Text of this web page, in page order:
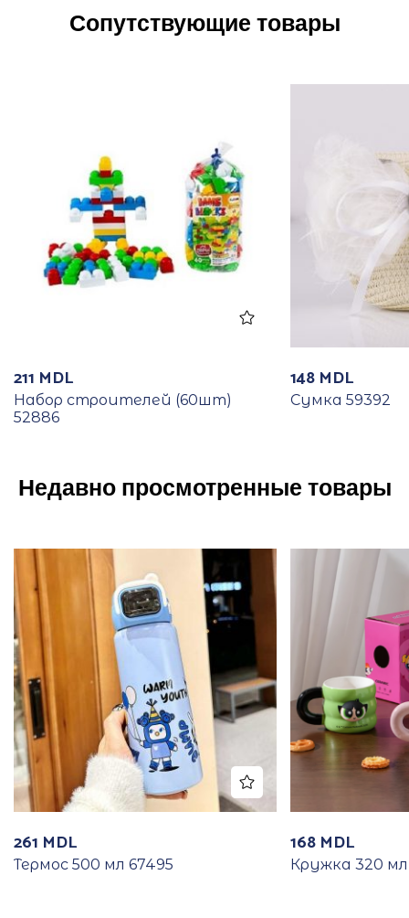
Сопутствующие товары
211 MDL
Набор строителей (60шт)
52886
148 MDL
Сумка 59392
Недавно просмотренные товары
261 MDL
Термос 500 мл 67495
168 MDL
Кружка 320 мл